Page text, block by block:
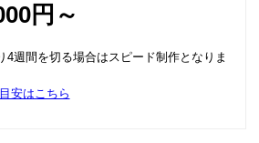
円～
週間を切る場合はスピード制作となりま
安はこちら